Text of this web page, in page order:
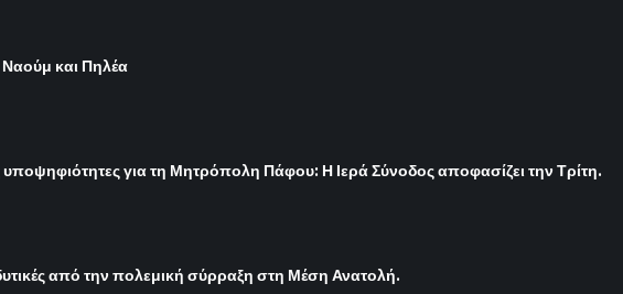
Ναούμ και Πηλέα
υποψηφιότητες για τη Μητρόπολη Πάφου: Η Ιερά Σύνοδος αποφασίζει την Τρίτη.
από την πολεμική σύρραξη στη Μέση Ανατολή.